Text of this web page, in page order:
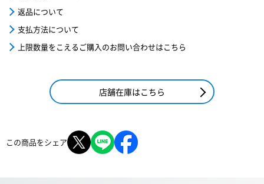
返品について
支払方法について
上限数量をこえるご購入のお問い合わせはこちら
店舗在庫はこちら
この商品をシェア